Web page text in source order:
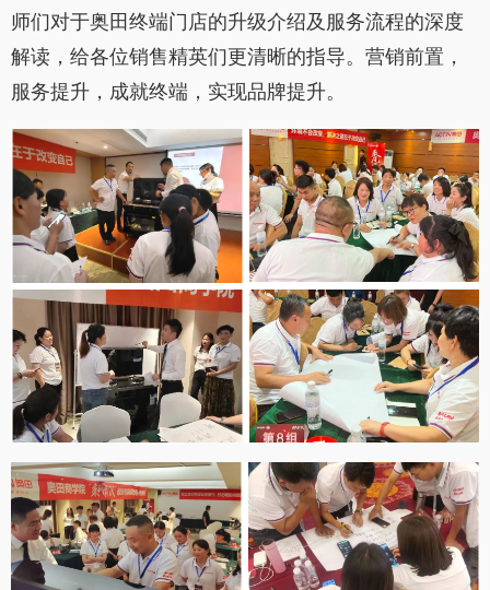
师们对于奥田终端门店的升级介绍及服务流程的深度
解读，给各位销售精英们更清晰的指导。营销前置，
服务提升，成就终端，实现品牌提升。